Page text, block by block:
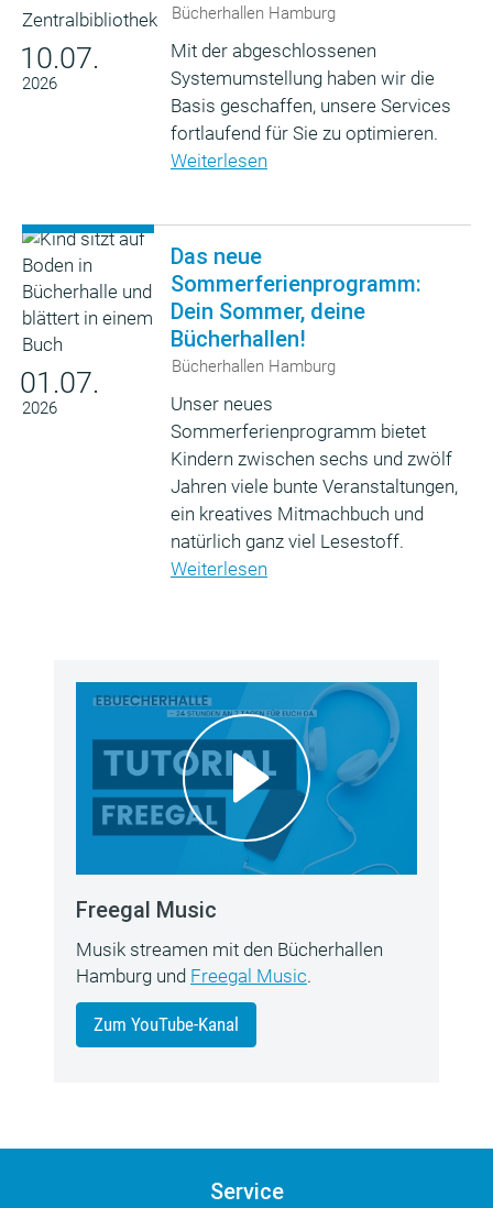
10.07.
2026
Bücherhallen Hamburg
Mit der abgeschlossenen
Systemumstellung haben wir die
Basis geschaffen, unsere Services
fortlaufend für Sie zu optimieren.
Weiterlesen
01.07.
2026
Das neue
Sommerferienprogramm:
Dein Sommer, deine
Bücherhallen!
Bücherhallen Hamburg
Unser neues
Sommerferienprogramm bietet
Kindern zwischen sechs und zwölf
Jahren viele bunte Veranstaltungen,
ein kreatives Mitmachbuch und
natürlich ganz viel Lesestoff.
Weiterlesen
Freegal Music
Musik streamen mit den Bücherhallen
Hamburg und Freegal Music.
Zum YouTube-Kanal
Service